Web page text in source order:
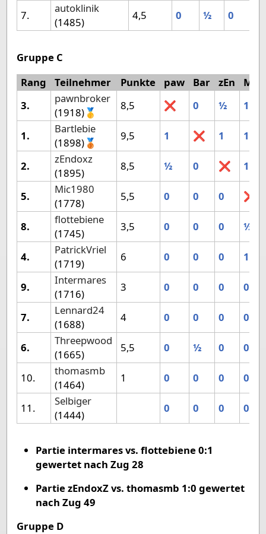
7.
autoklinik
(1485)
4,5 0 ½ 0
Gruppe C
Rang
Teilnehmer Punkte paw Bar zEn
Mic
3.
pawnbroker
(1918)🥇
8,5 ❌ 0 ½ 1
1.
Bartlebie
(1898)🥉
9,5 1 ❌ 1 1
2.
zEndoxz
(1895)
8,5 ½ 0 ❌ 1
5.
Mic1980
(1778)
5,5 0 0 0 ❌
8.
flottebiene
(1745)
3,5 0 0 0 ½
4.
PatrickVriel
(1719)
6 0 0 0 1
9.
Intermares
(1716)
3 0 0 0 0
7.
Lennard24
(1688)
4 0 0 0 0
6.
Threepwood
(1665)
5,5 0 ½ 0 0
10.
thomasmb
(1464)
1 0 0 0 0
11.
Selbiger
(1444)
0 0 0 0
Partie intermares vs. flottebiene 0:1
gewertet nach Zug 28
Partie zEndoxZ vs. thomasmb 1:0 gewertet
nach Zug 49
Gruppe D